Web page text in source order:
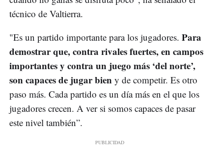
técnico de Valtierra.
"Es un partido importante para los jugadores. Para
demostrar que, contra rivales fuertes, en campos
importantes y contra un juego más ‘del norte’,
son capaces de jugar bien y de competir. Es otro
paso más. Cada partido es un día más en el que los
jugadores crecen. A ver si somos capaces de pasar
este nivel también”.